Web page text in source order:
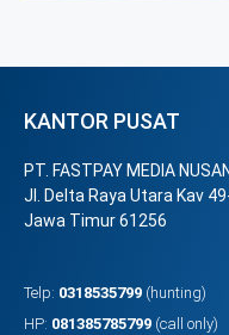
KANTOR PUSAT
PT. FASTPAY MEDIA
Jl. Delta Raya Utara Kav
Jawa Timur 61256
Telp: 0318535799 (hunting)
HP: 081385785799 (call only)